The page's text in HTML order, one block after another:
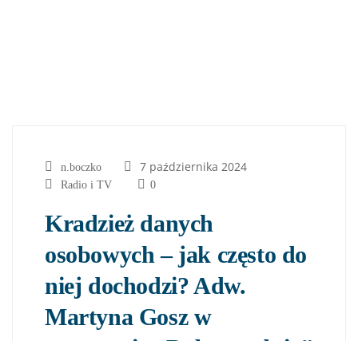
n.boczko 7 października 2024
Radio i TV 0
Kradzież danych
osobowych – jak często do
niej dochodzi? Adw.
Martyna Gosz w